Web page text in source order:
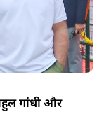
गांधी और